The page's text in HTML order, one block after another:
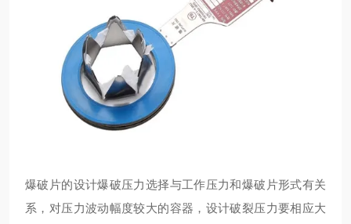
爆破片的设计爆破压力选择与工作压力和爆破片形式有关
系，对压力波动幅度较大的容器，设计破裂压力要相应大